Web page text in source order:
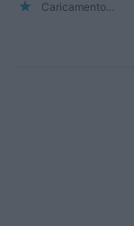
Caricamento...